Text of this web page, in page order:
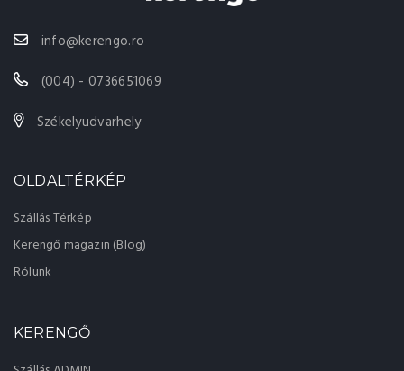
info@kerengo.ro
(004) - 0736651069
Székelyudvarhely
OLDALTÉRKÉP
Szállás Térkép
Kerengő magazin (Blog)
Rólunk
KERENGŐ